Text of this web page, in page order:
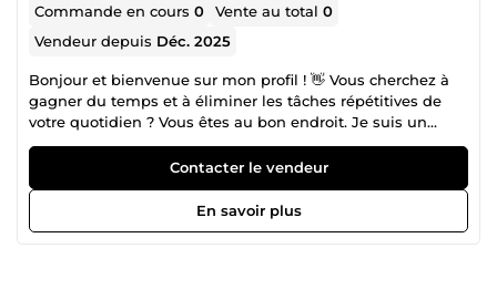
Commande en cours0 Vente au total0
Vendeur depuis Déc. 2025
Bonjour et bienvenue sur mon profil ! 👋 Vous cherchez à
gagner du temps et à éliminer les tâches répétitives de
votre quotidien ? Vous êtes au bon endroit. Je suis un
Expert en Automatisation avec une approche unique : je
ne suis pas seulement un développeur, j'ai un solide
background en Gestion d'Entreprise, RH et Commerce
(Master &amp; Licence en Économie/Gestion). 🚀 Pourquoi
me faire confiance ? Contrairement à un développeur
Contacter le vendeur
En savoir plus